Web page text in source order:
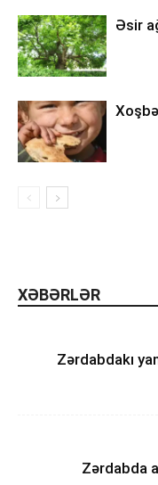
Əsir
XƏBƏRLƏR
Zərdabdakı
Zərdabda